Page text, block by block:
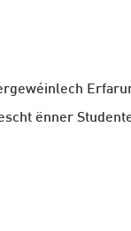
ënner